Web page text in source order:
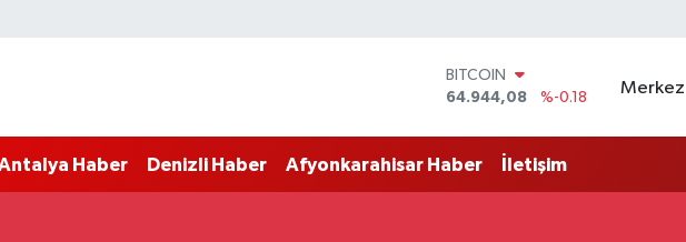
BITCOIN
64.944,08
%-0.18
EURO
Merkez
Haber Denizli Haber Afyonkarahisar Haber İletişim